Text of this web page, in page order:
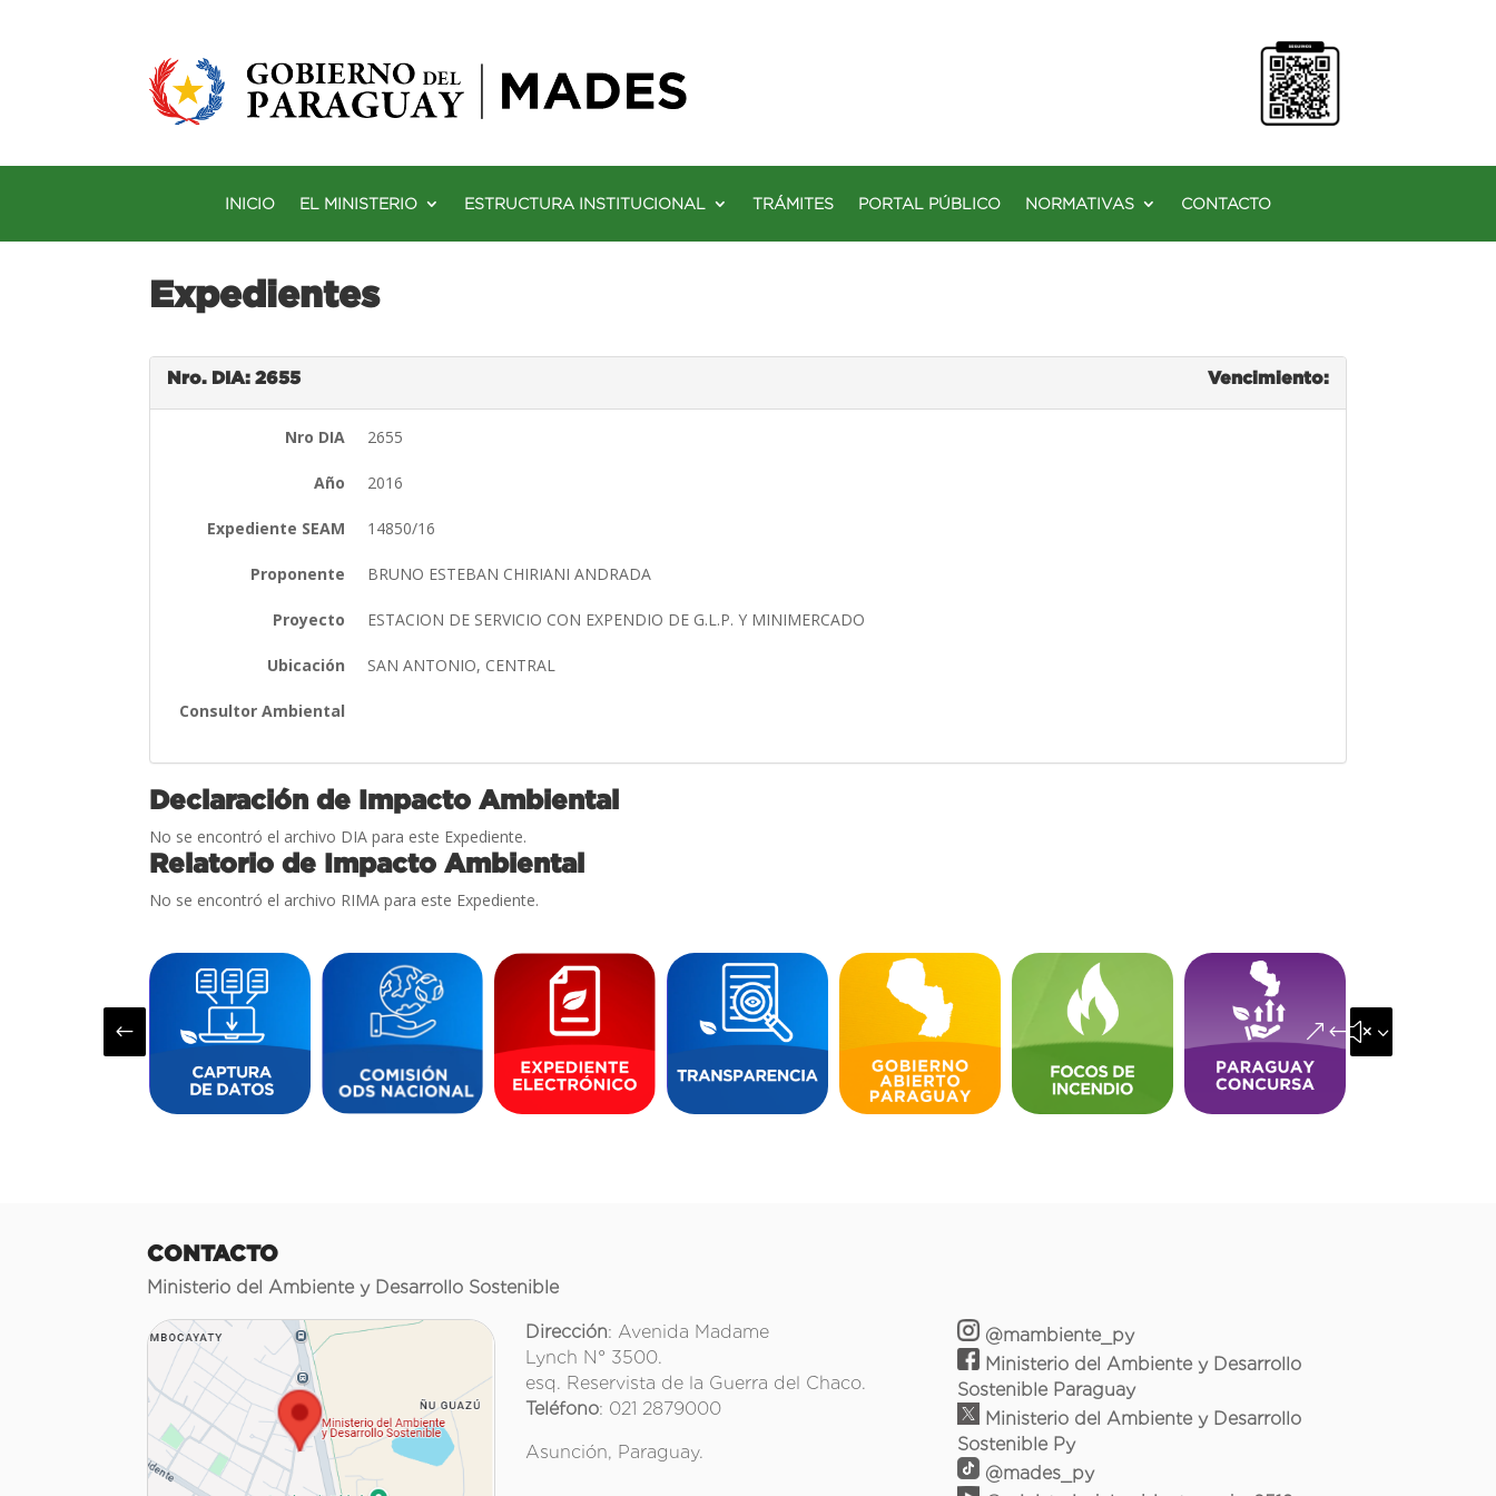
INICIO EL MINISTERIO ESTRUCTURA INSTITUCIONAL TRÁMITES PORTAL PÚBLICO NORMATIVAS CONTACTO
Expedientes
Nro. DIA: 2655 Vencimiento:
Nro DIA 2655
Año 2016
Expediente SEAM 14850/16
Proponente BRUNO ESTEBAN CHIRIANI ANDRADA
Proyecto ESTACION DE SERVICIO CON EXPENDIO DE G.L.P. Y MINIMERCADO
Ubicación SAN ANTONIO, CENTRAL
Consultor Ambiental
Declaración de Impacto Ambiental
No se encontró el archivo DIA para este Expediente.
Relatorio de Impacto Ambiental
No se encontró el archivo RIMA para este Expediente.
# &#x35;
CONTACTO
Ministerio del Ambiente y Desarrollo Sostenible
Dirección: Avenida Madame
Lynch N° 3500.
esq. Reservista de la Guerra del Chaco.
Teléfono: 021 2879000
Asunción, Paraguay.
@mambiente_py
Ministerio del Ambiente y Desarrollo
Sostenible Paraguay
Ministerio del Ambiente y Desarrollo
Sostenible Py
@mades_py